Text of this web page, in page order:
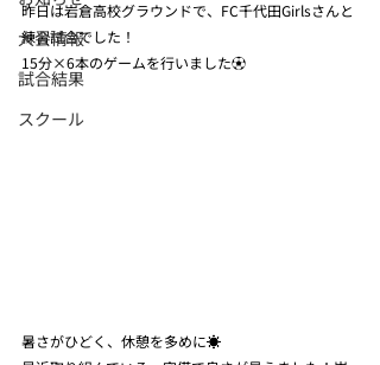
大会情報
試合結果
スクール
昨日は岩倉高校グラウンドで、FC千代田Girlsさんと
練習試合でした！
15分×6本のゲームを行いました⚽️
暑さがひどく、休憩を多めに☀️